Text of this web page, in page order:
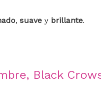
, suave y brillante.
Black